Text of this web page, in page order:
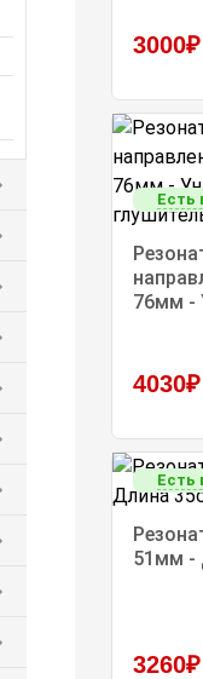
3000₽
Есть
76мм -
4030₽
Есть
51мм -
3260₽